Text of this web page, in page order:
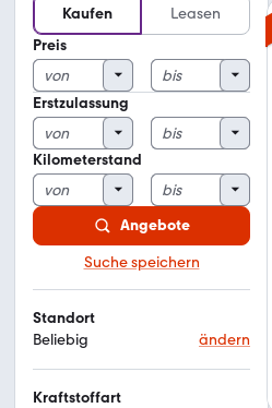
Kaufen
Leasen
Preis
Erstzulassung
Kilometerstand
Angebote
Suche speichern
Standort
Beliebig
ändern
Kraftstoffart